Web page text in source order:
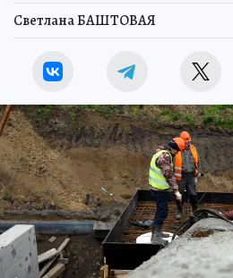
Светлана БАШТОВАЯ